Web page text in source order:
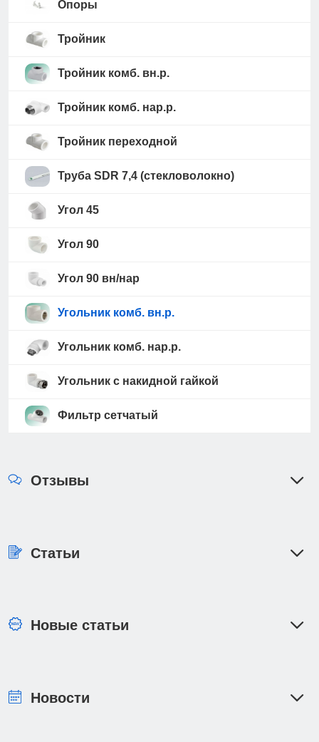
Опоры
Тройник
Тройник комб. вн.р.
Тройник комб. нар.р.
Тройник переходной
Труба SDR 7,4 (стекловолокно)
Угол 45
Угол 90
Угол 90 вн/нар
Угольник комб. вн.р.
Угольник комб. нар.р.
Угольник с накидной гайкой
Фильтр сетчатый
Отзывы
Статьи
Новые статьи
Новости